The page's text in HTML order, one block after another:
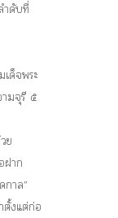
ำดับที่
ด็จพระ
มจุรี ๕
ย
ฝาก
กาล”
งแต่ก่อ